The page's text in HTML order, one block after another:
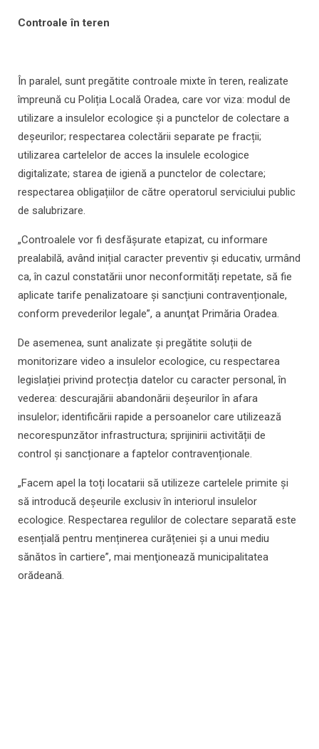
Controale în teren
În paralel, sunt pregătite controale mixte în teren, realizate
împreună cu Poliția Locală Oradea, care vor viza: modul de
utilizare a insulelor ecologice și a punctelor de colectare a
deșeurilor; respectarea colectării separate pe fracții;
utilizarea cartelelor de acces la insulele ecologice
digitalizate; starea de igienă a punctelor de colectare;
respectarea obligațiilor de către operatorul serviciului public
de salubrizare.
„Controalele vor fi desfășurate etapizat, cu informare
prealabilă, având inițial caracter preventiv și educativ, urmând
ca, în cazul constatării unor neconformități repetate, să fie
aplicate tarife penalizatoare și sancțiuni contravenționale,
conform prevederilor legale”, a anunţat Primăria Oradea.
De asemenea, sunt analizate și pregătite soluții de
monitorizare video a insulelor ecologice, cu respectarea
legislației privind protecția datelor cu caracter personal, în
vederea: descurajării abandonării deșeurilor în afara
insulelor; identificării rapide a persoanelor care utilizează
necorespunzător infrastructura; sprijinirii activității de
control și sancționare a faptelor contravenționale.
„Facem apel la toți locatarii să utilizeze cartelele primite și
să introducă deșeurile exclusiv în interiorul insulelor
ecologice. Respectarea regulilor de colectare separată este
esențială pentru menținerea curățeniei și a unui mediu
sănătos în cartiere”, mai menţionează municipalitatea
orădeană.